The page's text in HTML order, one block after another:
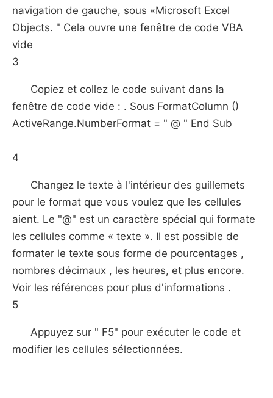
navigation de gauche, sous «Microsoft Excel
Objects. " Cela ouvre une fenêtre de code VBA
vide
3
Copiez et collez le code suivant dans la
fenêtre de code vide : . Sous FormatColumn ()
ActiveRange.NumberFormat = " @ " End Sub
4
Changez le texte à l'intérieur des guillemets
pour le format que vous voulez que les cellules
aient. Le "@" est un caractère spécial qui formate
les cellules comme « texte ». Il est possible de
formater le texte sous forme de pourcentages ,
nombres décimaux , les heures, et plus encore.
Voir les références pour plus d'informations .
5
Appuyez sur " F5" pour exécuter le code et
modifier les cellules sélectionnées.